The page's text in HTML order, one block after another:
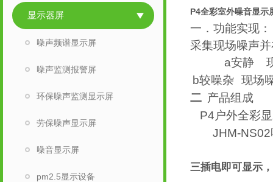
显示器屏
噪声频谱显示屏
噪声监测报警屏
环保噪声监测显示屏
劳保噪声显示屏
噪音显示屏
pm2.5显示设备
P4全彩室外噪音显示
一．功能实现：
采集现场噪声
a安静
b较噪杂 现场
二 产品组成
P4 户外全彩
JHM-NS02
三插电即可显示